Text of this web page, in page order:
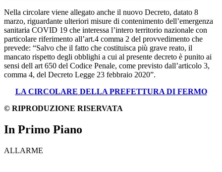
Nella circolare viene allegato anche il nuovo Decreto, datato 8
marzo, riguardante ulteriori misure di contenimento dell’emergenza
sanitaria COVID 19 che interessa l’intero territorio nazionale con
particolare riferimento all’art.4 comma 2 del provvedimento che
prevede: “Salvo che il fatto che costituisca più grave reato, il
mancato rispetto degli obblighi a cui al presente decreto è punito ai
sensi dell art 650 del Codice Penale, come previsto dall’articolo 3,
comma 4, del Decreto Legge 23 febbraio 2020”.
LA CIRCOLARE DELLA PREFETTURA DI FERMO
© RIPRODUZIONE RISERVATA
In Primo Piano
ALLARME